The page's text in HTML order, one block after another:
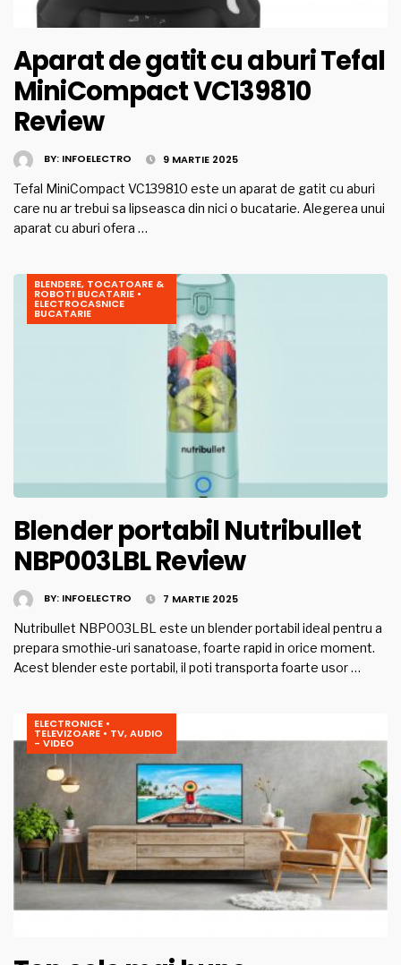
Aparat de gatit cu aburi Tefal
MiniCompact VC139810
Review
BY: INFOELECTRO 9 MARTIE 2025
Tefal MiniCompact VC139810 este un aparat de gatit cu aburi
care nu ar trebui sa lipseasca din nici o bucatarie. Alegerea unui
aparat cu aburi ofera …
BLENDERE, TOCATOARE &
ROBOTI BUCATARIE •
ELECTROCASNICE
BUCATARIE
Blender portabil Nutribullet
NBP003LBL Review
BY: INFOELECTRO 7 MARTIE 2025
Nutribullet NBP003LBL este un blender portabil ideal pentru a
prepara smothie-uri sanatoase, foarte rapid in orice moment.
Acest blender este portabil, il poti transporta foarte usor …
ELECTRONICE •
TELEVIZOARE • TV, AUDIO
- VIDEO